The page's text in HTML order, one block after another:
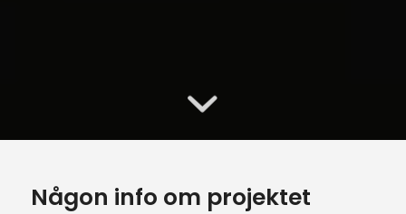
Någon info om projektet